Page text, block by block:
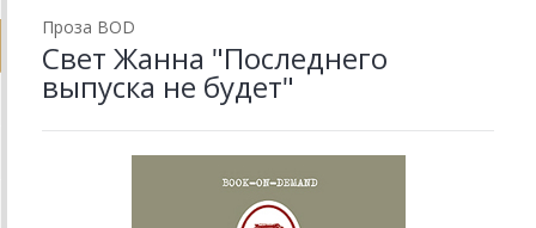
Проза BOD
Свет Жанна "Последнего
выпуска не будет"